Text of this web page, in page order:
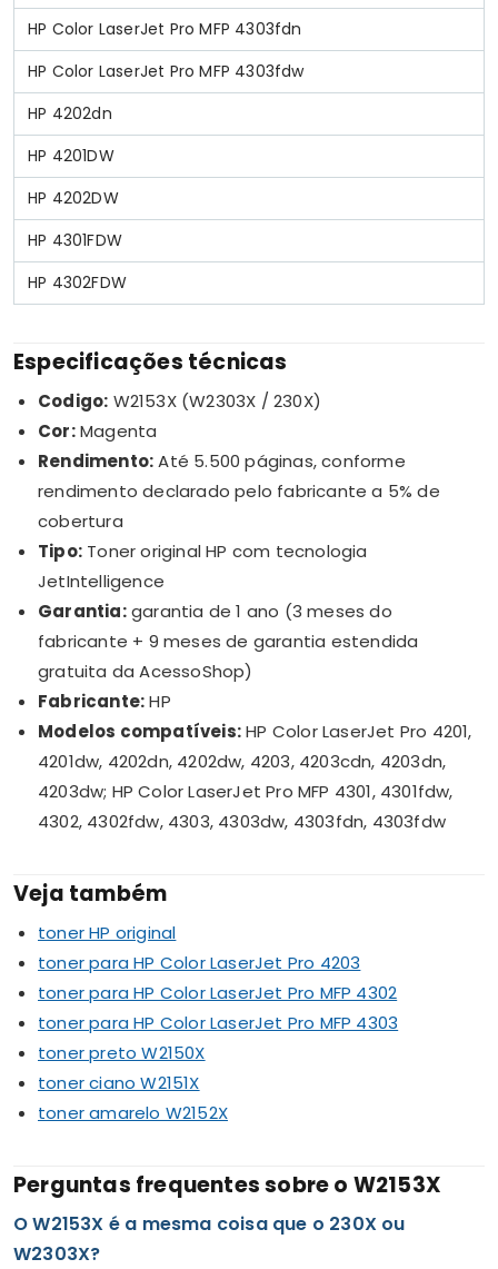
HP Color LaserJet Pro MFP 4303fdn
HP Color LaserJet Pro MFP 4303fdw
HP 4202dn
HP 4201DW
HP 4202DW
HP 4301FDW
HP 4302FDW
Especificações técnicas
Codigo: W2153X (W2303X / 230X)
Cor:Magenta
Rendimento:Até 5.500 páginas, conforme
rendimento declarado pelo fabricante a 5% de
cobertura
Tipo: Toner original HP com tecnologia
JetIntelligence
Garantia:garantia de 1 ano (3 meses do
fabricante + 9 meses de garantia estendida
gratuita da AcessoShop)
Fabricante:HP
Modelos compatíveis:HP Color LaserJet Pro 4201,
4201dw, 4202dn, 4202dw, 4203, 4203cdn, 4203dn,
4203dw; HP Color LaserJet Pro MFP 4301, 4301fdw,
4302, 4302fdw, 4303, 4303dw, 4303fdn, 4303fdw
Veja também
toner HP original
toner para HP Color LaserJet Pro 4203
toner para HP Color LaserJet Pro MFP 4302
toner para HP Color LaserJet Pro MFP 4303
toner preto W2150X
toner ciano W2151X
toner amarelo W2152X
Perguntas frequentes sobre o W2153X
O W2153X é a mesma coisa que o 230X ou
W2303X?